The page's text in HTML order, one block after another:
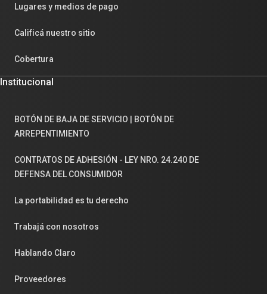
Lugares y medios de pago
Calificá nuestro sitio
Cobertura
Institucional
BOTÓN DE BAJA DE SERVICIO | BOTÓN DE
ARREPENTIMIENTO
CONTRATOS DE ADHESIÓN - LEY NRO. 24.240 DE
DEFENSA DEL CONSUMIDOR
La portabilidad es tu derecho
Trabajá con nosotros
Hablando Claro
Proveedores